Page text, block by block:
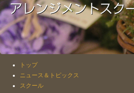
トップ
ニュース＆トピックス
スクール